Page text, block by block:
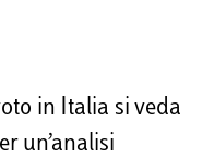
in Italia si veda
un’analisi